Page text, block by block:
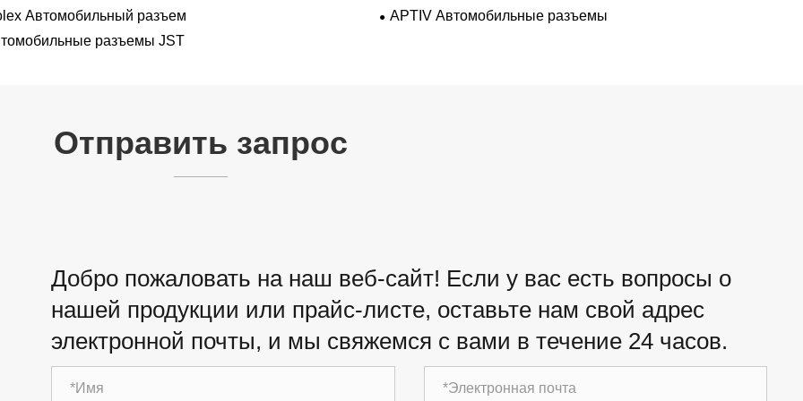
Автомобильный разъем
APTIV Автомобильные разъемы
разъемы JST
Отправить запрос
Добро пожаловать на наш веб-сайт! Если у вас есть вопросы о
нашей продукции или прайс-листе, оставьте нам свой адрес
электронной почты, и мы свяжемся с вами в течение 24 часов.